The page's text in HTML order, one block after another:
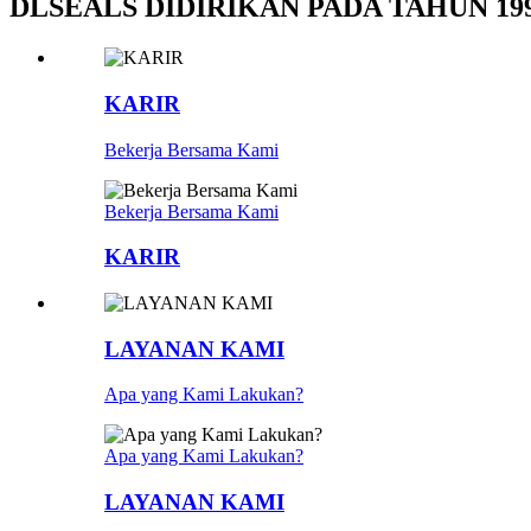
DLSEALS DIDIRIKAN PADA TAHUN
KARIR
Bekerja Bersama Kami
Bekerja Bersama Kami
KARIR
LAYANAN KAMI
Apa yang Kami Lakukan?
Apa yang Kami Lakukan?
LAYANAN KAMI